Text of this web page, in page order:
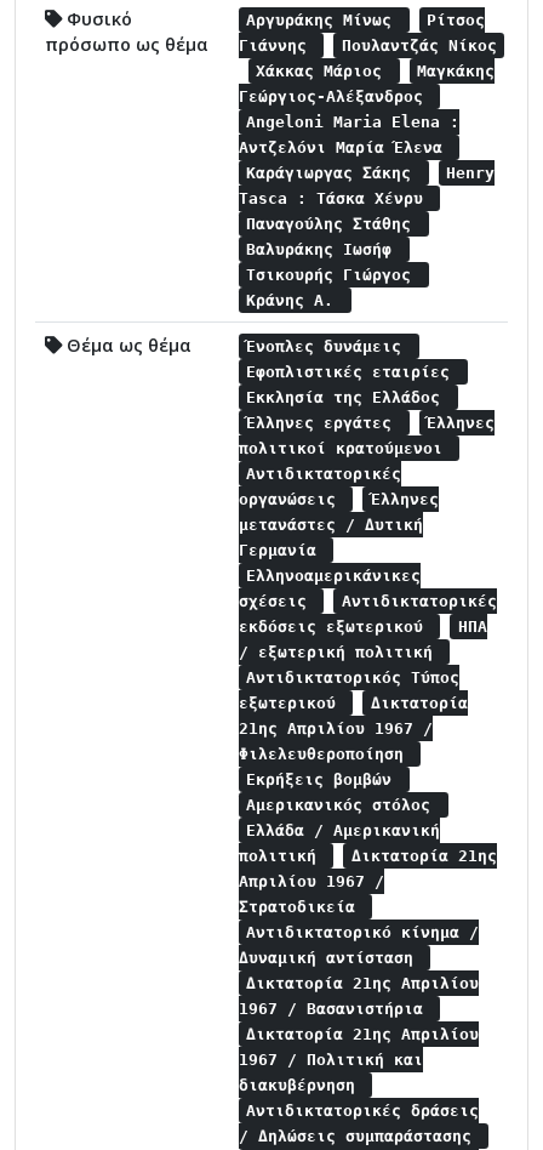
Φυσικό
πρόσωπο ως θέμα
Αργυράκης Μίνως
Ρίτσος
Γιάννης
Πουλαντζάς Νίκος
Χάκκας Μάριος
Μαγκάκης
Γεώργιος-Αλέξανδρος
Angeloni Maria Elena :
Αντζελόνι Μαρία Έλενα
Καράγιωργας Σάκης
Henry
Tasca : Τάσκα Χένρυ
Παναγούλης Στάθης
Βαλυράκης Ιωσήφ
Τσικουρής Γιώργος
Κράνης Α.
Θέμα ως θέμα
Ένοπλες δυνάμεις
Εφοπλιστικές εταιρίες
Εκκλησία της Ελλάδος
Έλληνες εργάτες
Έλληνες
πολιτικοί κρατούμενοι
Αντιδικτατορικές
οργανώσεις
Έλληνες
μετανάστες / Δυτική
Γερμανία
Ελληνοαμερικάνικες
σχέσεις
Αντιδικτατορικές
εκδόσεις εξωτερικού
ΗΠΑ
/ εξωτερική πολιτική
Αντιδικτατορικός Τύπος
εξωτερικού
Δικτατορία
21ης Απριλίου 1967 /
Φιλελευθεροποίηση
Εκρήξεις βομβών
Αμερικανικός στόλος
Ελλάδα / Αμερικανική
πολιτική
Δικτατορία 21ης
Απριλίου 1967 /
Στρατοδικεία
Αντιδικτατορικό κίνημα /
Δυναμική αντίσταση
Δικτατορία 21ης Απριλίου
1967 / Βασανιστήρια
Δικτατορία 21ης Απριλίου
1967 / Πολιτική και
διακυβέρνηση
Αντιδικτατορικές δράσεις
/ Δηλώσεις συμπαράστασης